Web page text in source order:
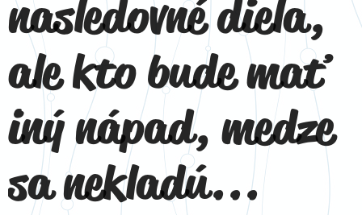
nasledovné diela,
ale kto bude mať
iný nápad, medze
sa nekladú...